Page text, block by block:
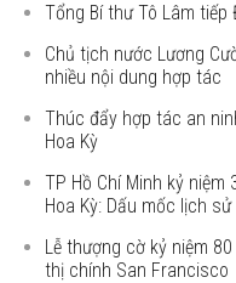
Tổng Bí thư Tô Lâm tiếp
Chủ tịch nước Lương
nhiều nội dung hợp tác
Thúc đẩy hợp tác an
Hoa Kỳ
TP Hồ Chí Minh kỷ
Hoa Kỳ: Dấu mốc lịch sử
Lễ thượng cờ kỷ niệm
thị chính San Francisco